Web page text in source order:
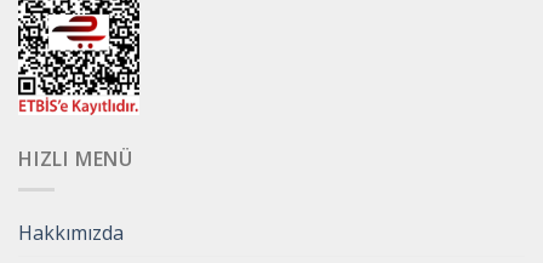
HIZLI MENÜ
Hakkımızda